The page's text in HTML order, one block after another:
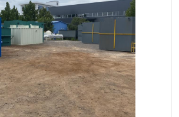
理设备 臭氧消毒设备
屠宰污水处理设备
备 食品制造业污水处理设备
变池